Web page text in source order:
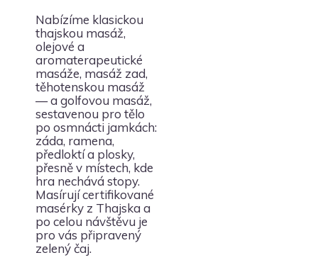
Nabízíme klasickou
thajskou masáž,
olejové a
aromaterapeutické
masáže, masáž zad,
těhotenskou masáž
— a golfovou masáž,
sestavenou pro tělo
po osmnácti jamkách:
záda, ramena,
předloktí a plosky,
přesně v místech, kde
hra nechává stopy.
Masírují certifikované
masérky z Thajska a
po celou návštěvu je
pro vás připravený
zelený čaj.